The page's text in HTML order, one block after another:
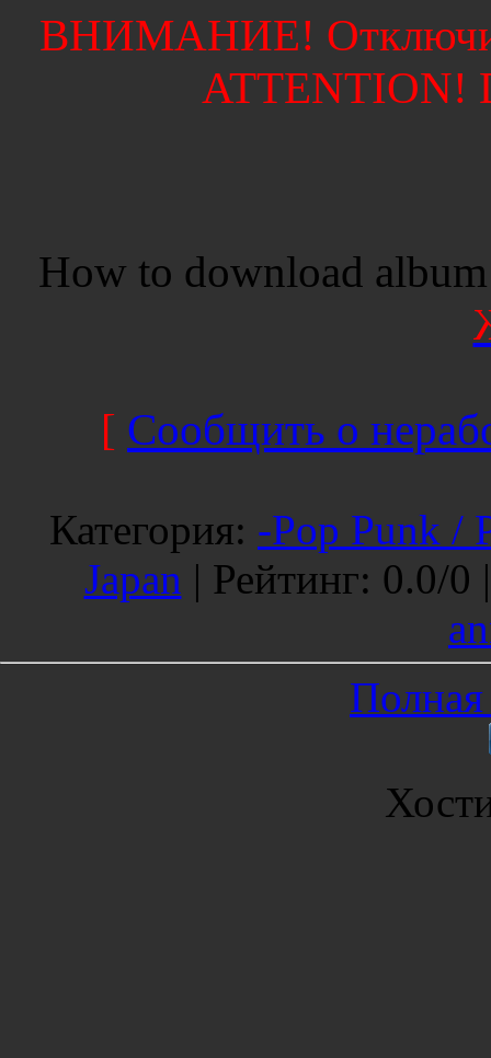
ВНИМАНИЕ!
ATTENTION!
How to download
[ Сообщить о
Категория: -Pop Punk /
Japan | Рейтинг: 0.0/0
Полная